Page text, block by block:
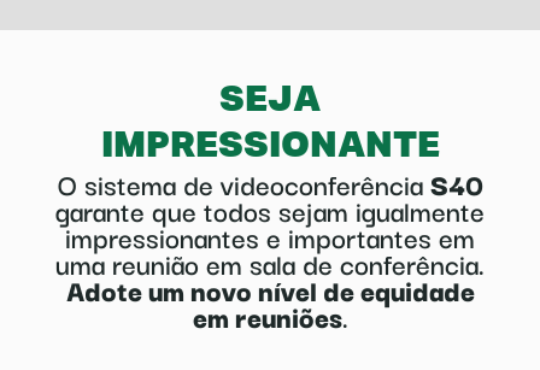
SEJA
IMPRESSIONANTE
O sistema de videoconferênciaS40
garante que todos sejam igualmente
impressionantes e importantes em
uma reunião em sala de conferência.
Adote um novo nível de equidade
em reuniões.